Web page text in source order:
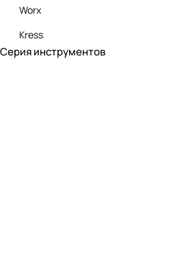
Worx
Kress
Серия инструментов